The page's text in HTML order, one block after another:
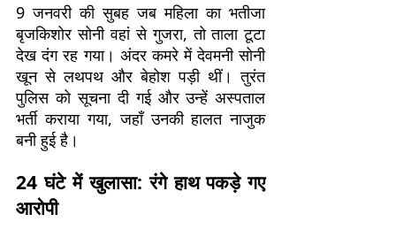
9 जनवरी की सुबह जब महिला का भतीजा
बृजकिशोर सोनी वहां से गुजरा, तो ताला टूटा
देख दंग रह गया। अंदर कमरे में देवमनी सोनी
खून से लथपथ और बेहोश पड़ी थीं। तुरंत
पुलिस को सूचना दी गई और उन्हें अस्पताल
भर्ती कराया गया, जहाँ उनकी हालत नाजुक
बनी हुई है।
24 घंटे में खुलासा: रंगे हाथ पकड़े गए
आरोपी